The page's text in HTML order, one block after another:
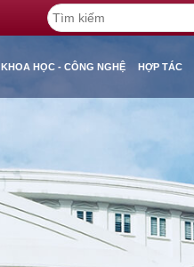
KHOA HỌC - CÔNG NGHỆ HỢP TÁC